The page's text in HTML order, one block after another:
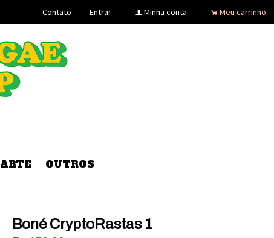
Contato Entrar f Minha conta . Meu carrinho
ARTE OUTROS
Boné CryptoRastas 1